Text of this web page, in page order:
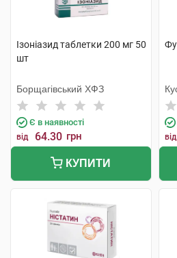
Ізоніазид таблетки 200 мг 50
шт
Борщагівський ХФЗ
Є в наявності
від 64.30 грн
КУПИТИ
від